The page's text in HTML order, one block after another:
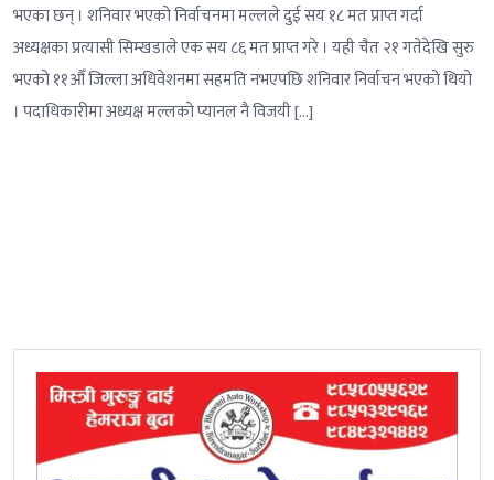
भएका छन् । शनिवार भएको निर्वाचनमा मल्लले दुई सय १८ मत प्राप्त गर्दा
अध्यक्षका प्रत्यासी सिम्खडाले एक सय ८६ मत प्राप्त गरे । यही चैत २१ गतेदेखि सुरु
भएको ११औँ जिल्ला अधिवेशनमा सहमति नभएपछि शनिवार निर्वाचन भएको थियो
। पदाधिकारीमा अध्यक्ष मल्लको प्यानल नै विजयी […]